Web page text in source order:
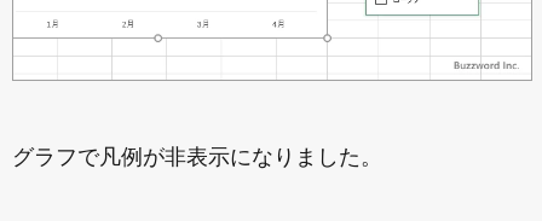
グラフで凡例が非表示になりました。